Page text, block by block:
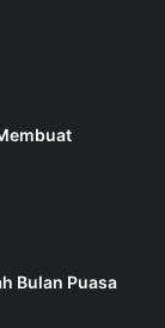
Bulan Puasa